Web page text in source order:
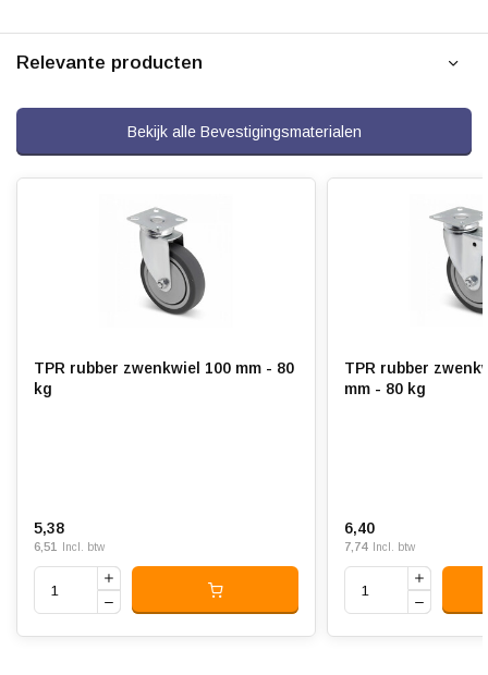
Wiellager:
Bandage:
Grijs Thermoplastisch rubber
(TPR), geïnjecteerd
Geschikt voor: Vlakke en ruwe ondergrond
Relevante producten
Bekijk alle Bevestigingsmaterialen
TPR rubber zwenkwiel 100 mm - 80
kg
5,38
6,51 Incl. btw
TPR rubber
mm - 80 kg
6,40
7,74 Incl. btw